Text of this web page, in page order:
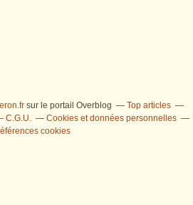
sur le portail Overblog
Top articles
C.G.U.
Cookies et données personnelles
cookies